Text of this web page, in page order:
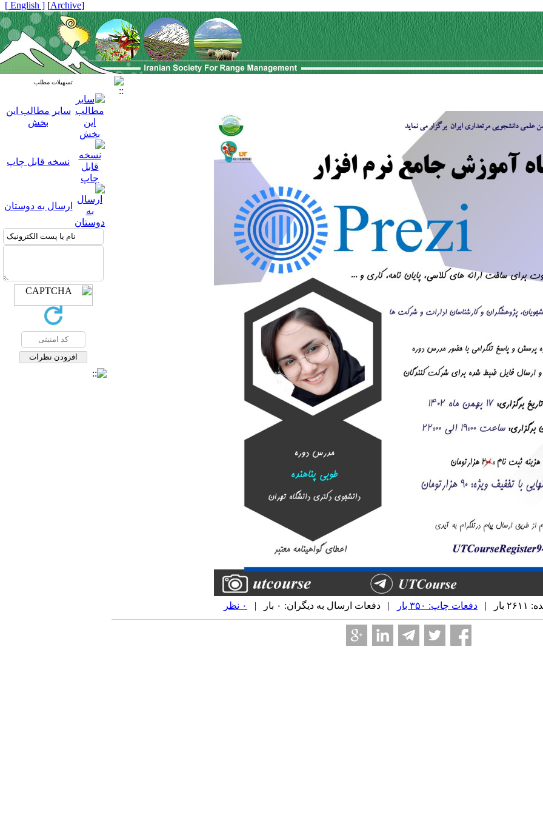
[
Archive
]
[ English ]
تسهیلات مطلب
سایر مطالب این
بخش
نسخه قابل چاپ
ارسال به دوستان
| دفعات چاپ: ۳۵۰ بار | دفعات ارسال به دیگران: ۰ بار | ۰ نظر